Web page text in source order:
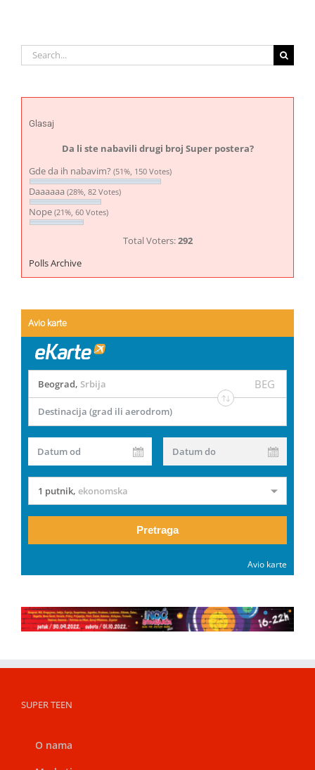
Search
for:
Glasaj
Da li ste nabavili drugi broj Super postera?
Gde da ih nabavim? (51%, 150 Votes)
Daaaaaa (28%, 82 Votes)
Nope (21%, 60 Votes)
Total Voters:292
Polls Archive
Avio karte
Beograd, Srbija BEG
Destinacija (grad ili aerodrom)
Datum od Datum do
1 putnik, ekonomska
Pretraga
Avio karte
SUPER TEEN
O nama